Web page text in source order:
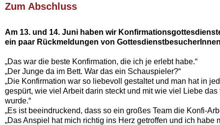
Zum Abschluss‍
Am 13. und 14. Juni haben wir
ein paar Rückmeldungen von
„Das war die beste Konfirmation, die ich je erlebt habe.“
„Der Junge da im Bett. War das ein Schauspieler?“
„Die Konfirmation war so liebevoll gestaltet und man hat in
gespürt, wie viel Arbeit darin steckt und mit wie viel Liebe das
wurde.“
„Es ist beeindruckend, dass so ein großes Team die Konfi-
„Das Anspiel hat mich richtig ins Herz getroffen und ich habe